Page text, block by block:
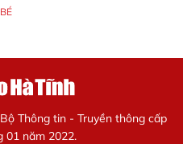
Thông tin - Truyền thông cấp
01 năm 2022.